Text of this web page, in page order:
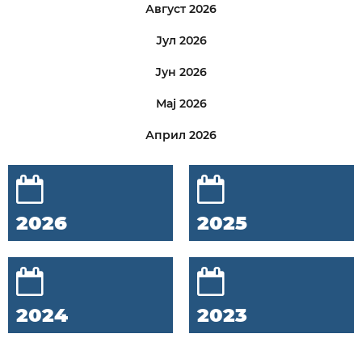
Август 2026
Јул 2026
Јун 2026
Мај 2026
Април 2026
2026 2025
2024 2023